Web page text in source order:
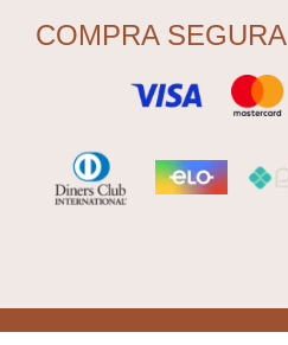
COMPRA SEGURA